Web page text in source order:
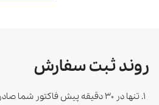
روند ثبت سفارش
تنها در ۳۰ دقیقه پیش فاکتور شما صادر خواهد شد.